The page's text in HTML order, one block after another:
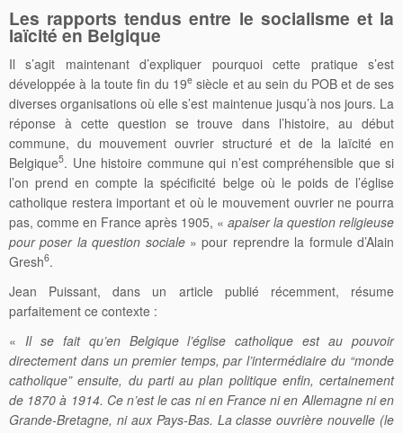
Les rapports tendus entre le socialisme et la
laïcité en Belgique
Il s’agit maintenant d’expliquer pourquoi cette pratique s’est
développée à la toute fin du 19e siècle et au sein du POB et de ses
diverses organisations où elle s’est maintenue jusqu’à nos jours. La
réponse à cette question se trouve dans l’histoire, au début
commune, du mouvement ouvrier structuré et de la laïcité en
Belgique5. Une histoire commune qui n’est compréhensible que si
l’on prend en compte la spécificité belge où le poids de l’église
catholique restera important et où le mouvement ouvrier ne pourra
pas, comme en France après 1905, « apaiser la question religieuse
pour poser la question sociale» pour reprendre la formule d’Alain
Gresh6.
Jean Puissant, dans un article publié récemment, résume
parfaitement ce contexte :
« Il se fait qu’en Belgique l’église catholique est au pouvoir
directement dans un premier temps, par l’intermédiaire du “monde
catholique” ensuite, du parti au plan politique enfin, certainement
de 1870 à 1914. Ce n’est le cas ni en France ni en Allemagne ni en
Grande-Bretagne, ni aux Pays-Bas. La classe ouvrière nouvelle (le